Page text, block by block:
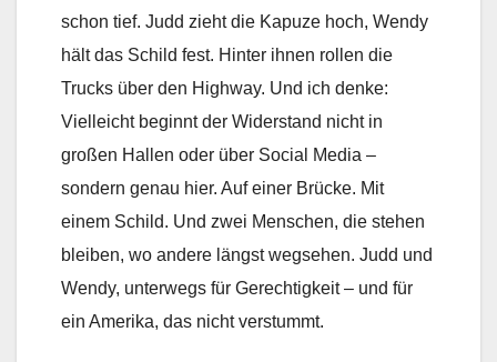
schon tief. Judd zieht die Kapuze hoch, Wendy
hält das Schild fest. Hinter ihnen rollen die
Trucks über den Highway. Und ich denke:
Vielleicht beginnt der Widerstand nicht in
großen Hallen oder über Social Media –
sondern genau hier. Auf einer Brücke. Mit
einem Schild. Und zwei Menschen, die stehen
bleiben, wo andere längst wegsehen. Judd und
Wendy, unterwegs für Gerechtigkeit – und für
ein Amerika, das nicht verstummt.